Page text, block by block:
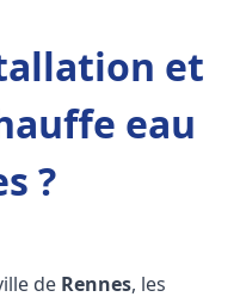
et
eau
?
de Rennes, les